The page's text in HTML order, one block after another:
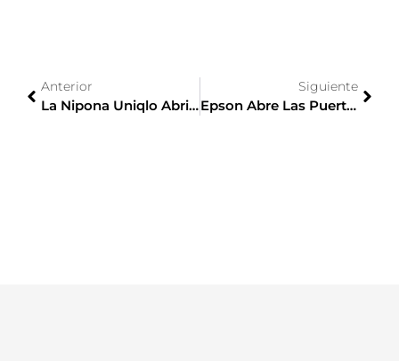
Anterior
La Nipona Uniqlo Abrirá En Barcelona Su Primera Tienda En España
Siguiente
Epson Abre Las Puertas De Su Nueva Sede En Sant Cugat Del Vallès